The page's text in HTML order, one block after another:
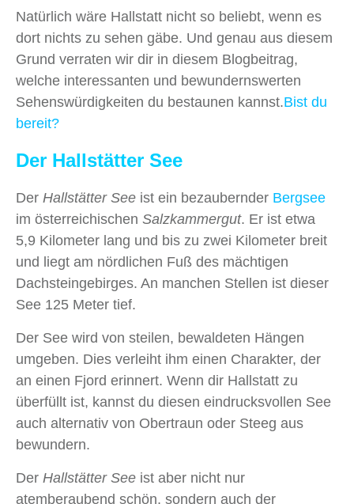
Natürlich wäre Hallstatt nicht so beliebt, wenn es
dort nichts zu sehen gäbe. Und genau aus diesem
Grund verraten wir dir in diesem Blogbeitrag,
welche interessanten und bewundernswerten
Sehenswürdigkeiten du bestaunen kannst.Bist du
bereit?
Der Hallstätter See
Der Hallstätter See ist ein bezaubernder Bergsee
im österreichischen Salzkammergut. Er ist etwa
5,9 Kilometer lang und bis zu zwei Kilometer breit
und liegt am nördlichen Fuß des mächtigen
Dachsteingebirges. An manchen Stellen ist dieser
See 125 Meter tief.
Der See wird von steilen, bewaldeten Hängen
umgeben. Dies verleiht ihm einen Charakter, der
an einen Fjord erinnert. Wenn dir Hallstatt zu
überfüllt ist, kannst du diesen eindrucksvollen See
auch alternativ von Obertraun oder Steeg aus
bewundern.
Der Hallstätter See ist aber nicht nur
atemberaubend schön, sondern auch der